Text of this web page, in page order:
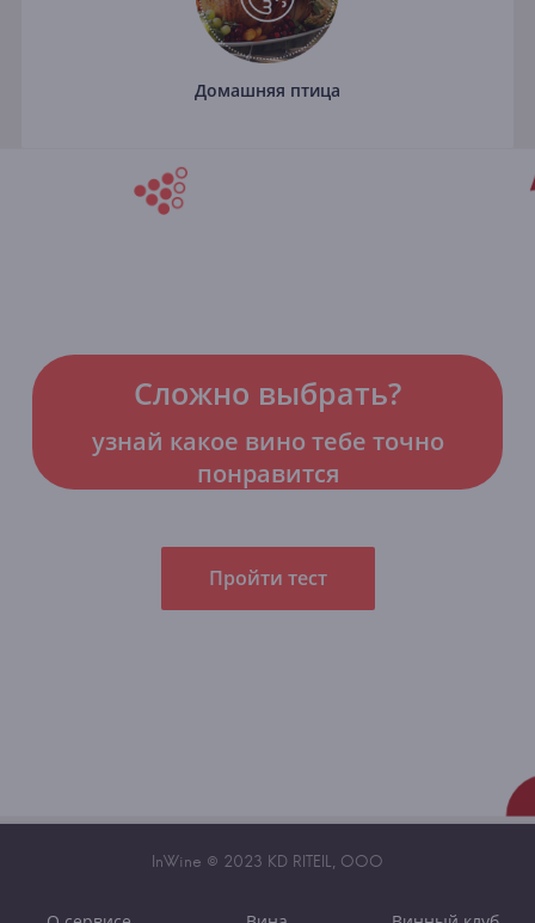
Домашняя птица
Сложно выбрать?
узнай какое вино тебе точно
понравится
Пройти тест
InWine © 2023 KD RITEIL, OOO